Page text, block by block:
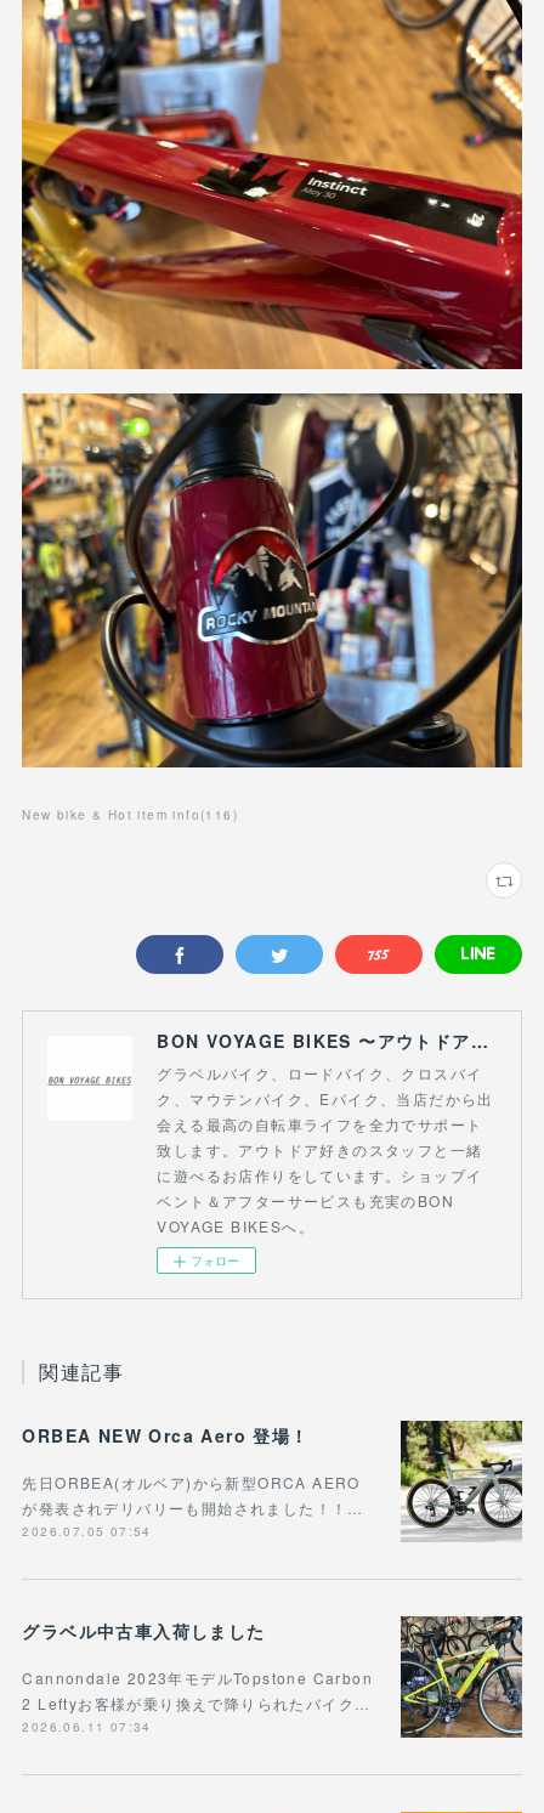
New bike & Hot item info (116 )
BON VOYAGE BIKES 〜アウトドアライフにつながる自転車専門店〜
グラベルバイク、ロードバイク、クロスバイ
ク、マウテンバイク、Eバイク、当店だから出
会える最高の自転車ライフを全力でサポート
致します。アウトドア好きのスタッフと一緒
に遊べるお店作りをしています。ショップイ
ベント＆アフターサービスも充実のBON
VOYAGE BIKESへ。
フォロー
関連記事
ORBEA NEW Orca Aero 登場！
先日ORBEA(オルベア)から新型ORCA AERO
が発表されデリバリーも開始されました！！…
2026.07.05 07:54
グラベル中古車入荷しました
Cannondale 2023年モデルTopstone Carbon
2 Leftyお客様が乗り換えで降りられたバイク…
2026.06.11 07:34